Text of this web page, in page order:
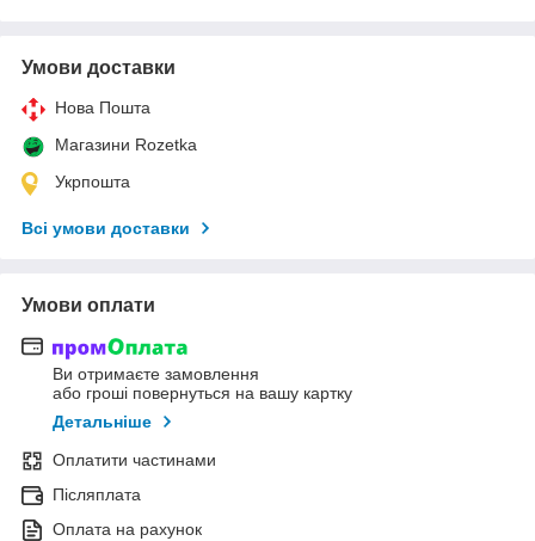
Умови доставки
Нова Пошта
Магазини Rozetka
Укрпошта
Всі умови доставки
Умови оплати
Ви отримаєте замовлення
або гроші повернуться на вашу картку
Детальніше
Оплатити частинами
Післяплата
Оплата на рахунок